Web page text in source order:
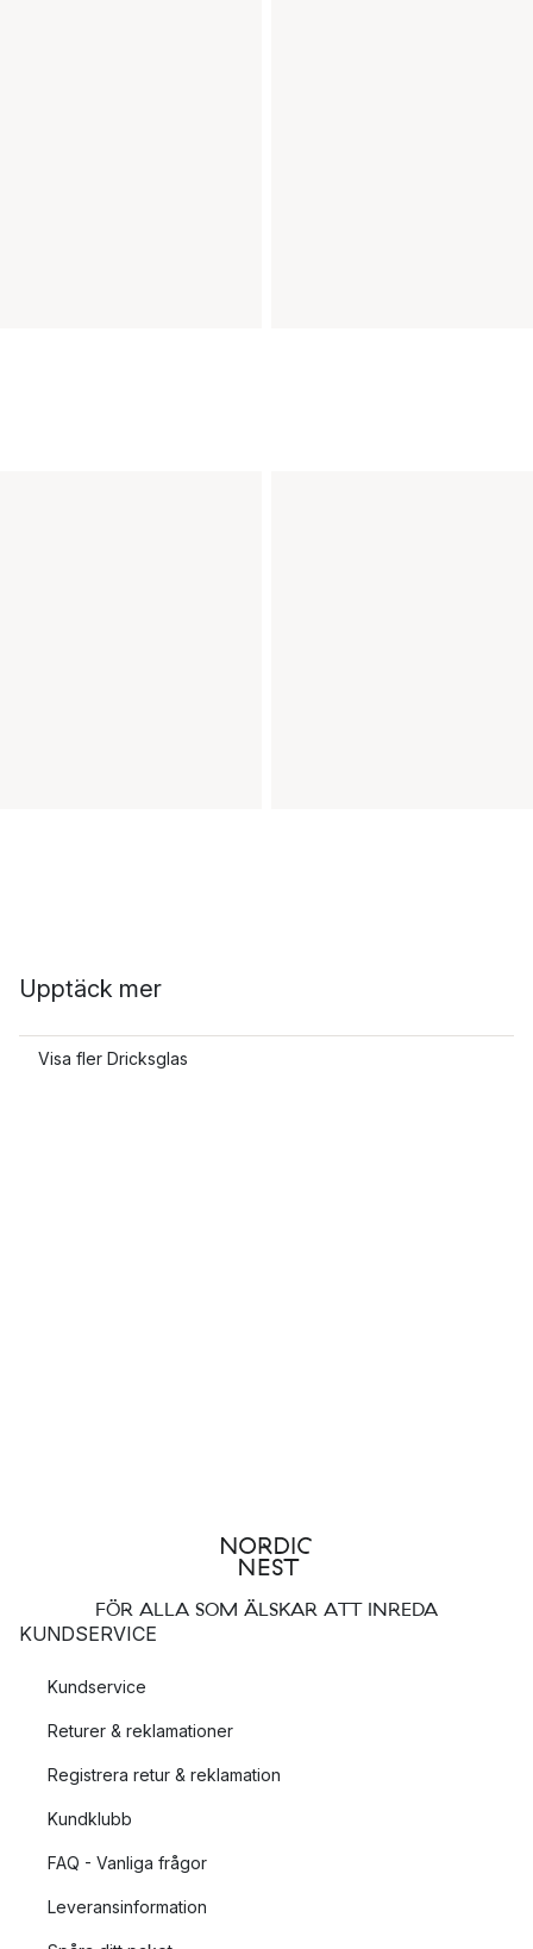
Upptäck mer
Visa fler Dricksglas
FÖR ALLA SOM ÄLSKAR ATT INREDA
KUNDSERVICE
Kundservice
Returer & reklamationer
Registrera retur & reklamation
Kundklubb
FAQ - Vanliga frågor
Leveransinformation